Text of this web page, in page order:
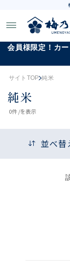
会員様限定！カ
サイトTOP 純米
純米
0件 /を表示
並べ替